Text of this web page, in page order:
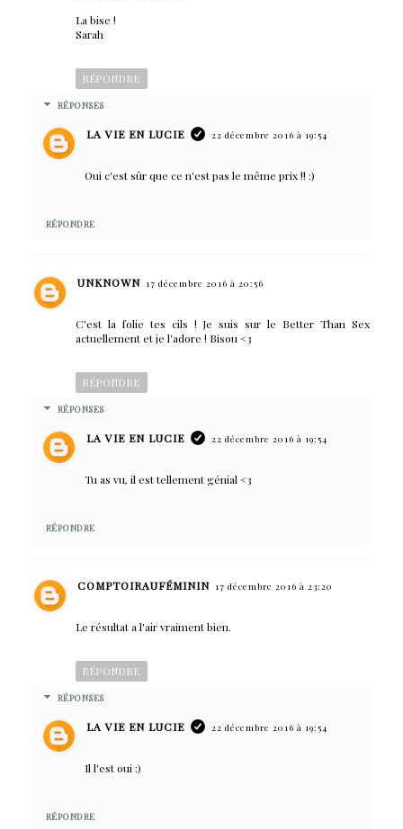
La bise !
Sarah
RÉPONDRE
RÉPONSES
LA VIE EN LUCIE 22 décembre 2016 à 19:54
Oui c'est sûr que ce n'est pas le même prix !! :)
RÉPONDRE
UNKNOWN 17 décembre 2016 à 20:56
C'est la folie tes cils ! Je suis sur le Better Than Sex
actuellement et je l'adore ! Bisou <3
RÉPONDRE
RÉPONSES
LA VIE EN LUCIE 22 décembre 2016 à 19:54
Tu as vu, il est tellement génial <3
RÉPONDRE
COMPTOIRAUFÉMININ 17 décembre 2016 à 23:20
Le résultat a l'air vraiment bien.
RÉPONDRE
RÉPONSES
LA VIE EN LUCIE 22 décembre 2016 à 19:54
Il l'est oui :)
RÉPONDRE